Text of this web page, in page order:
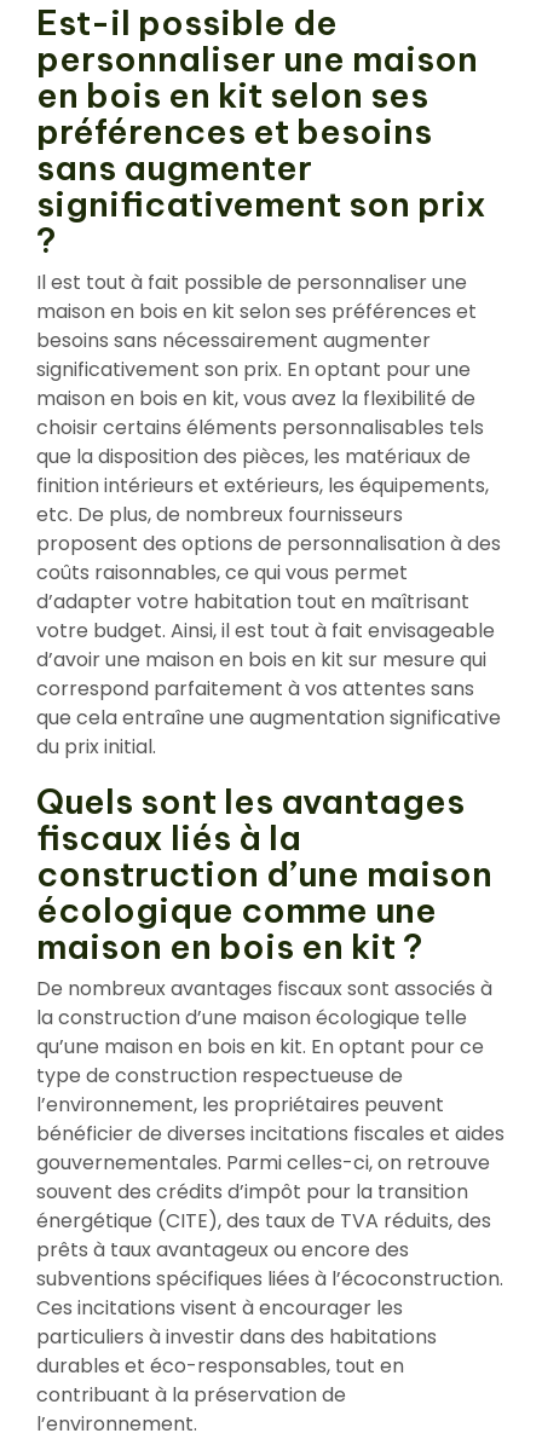
Est-il possible de
personnaliser une maison
en bois en kit selon ses
préférences et besoins
sans augmenter
significativement son prix
?
Il est tout à fait possible de personnaliser une
maison en bois en kit selon ses préférences et
besoins sans nécessairement augmenter
significativement son prix. En optant pour une
maison en bois en kit, vous avez la flexibilité de
choisir certains éléments personnalisables tels
que la disposition des pièces, les matériaux de
finition intérieurs et extérieurs, les équipements,
etc. De plus, de nombreux fournisseurs
proposent des options de personnalisation à des
coûts raisonnables, ce qui vous permet
d’adapter votre habitation tout en maîtrisant
votre budget. Ainsi, il est tout à fait envisageable
d’avoir une maison en bois en kit sur mesure qui
correspond parfaitement à vos attentes sans
que cela entraîne une augmentation significative
du prix initial.
Quels sont les avantages
fiscaux liés à la
construction d’une maison
écologique comme une
maison en bois en kit ?
De nombreux avantages fiscaux sont associés à
la construction d’une maison écologique telle
qu’une maison en bois en kit. En optant pour ce
type de construction respectueuse de
l’environnement, les propriétaires peuvent
bénéficier de diverses incitations fiscales et aides
gouvernementales. Parmi celles-ci, on retrouve
souvent des crédits d’impôt pour la transition
énergétique (CITE), des taux de TVA réduits, des
prêts à taux avantageux ou encore des
subventions spécifiques liées à l’écoconstruction.
Ces incitations visent à encourager les
particuliers à investir dans des habitations
durables et éco-responsables, tout en
contribuant à la préservation de
l’environnement.